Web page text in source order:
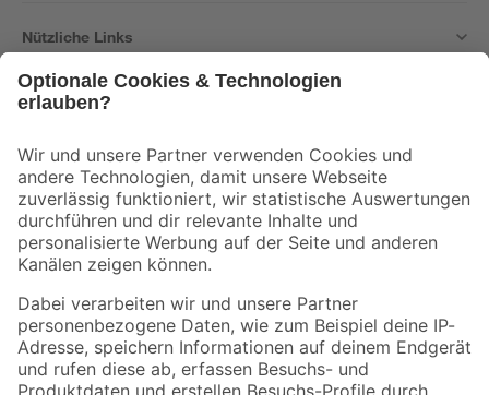
Nützliche Links
Der toom Newsletter: Keine Angebote und Aktionen mehr verpassen!
Zur Newsletter Anmeldung
Folge uns
Zahlungsarten Versandarten